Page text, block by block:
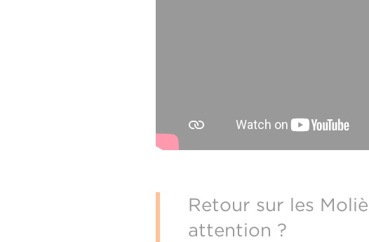
Retour sur les
attention ?